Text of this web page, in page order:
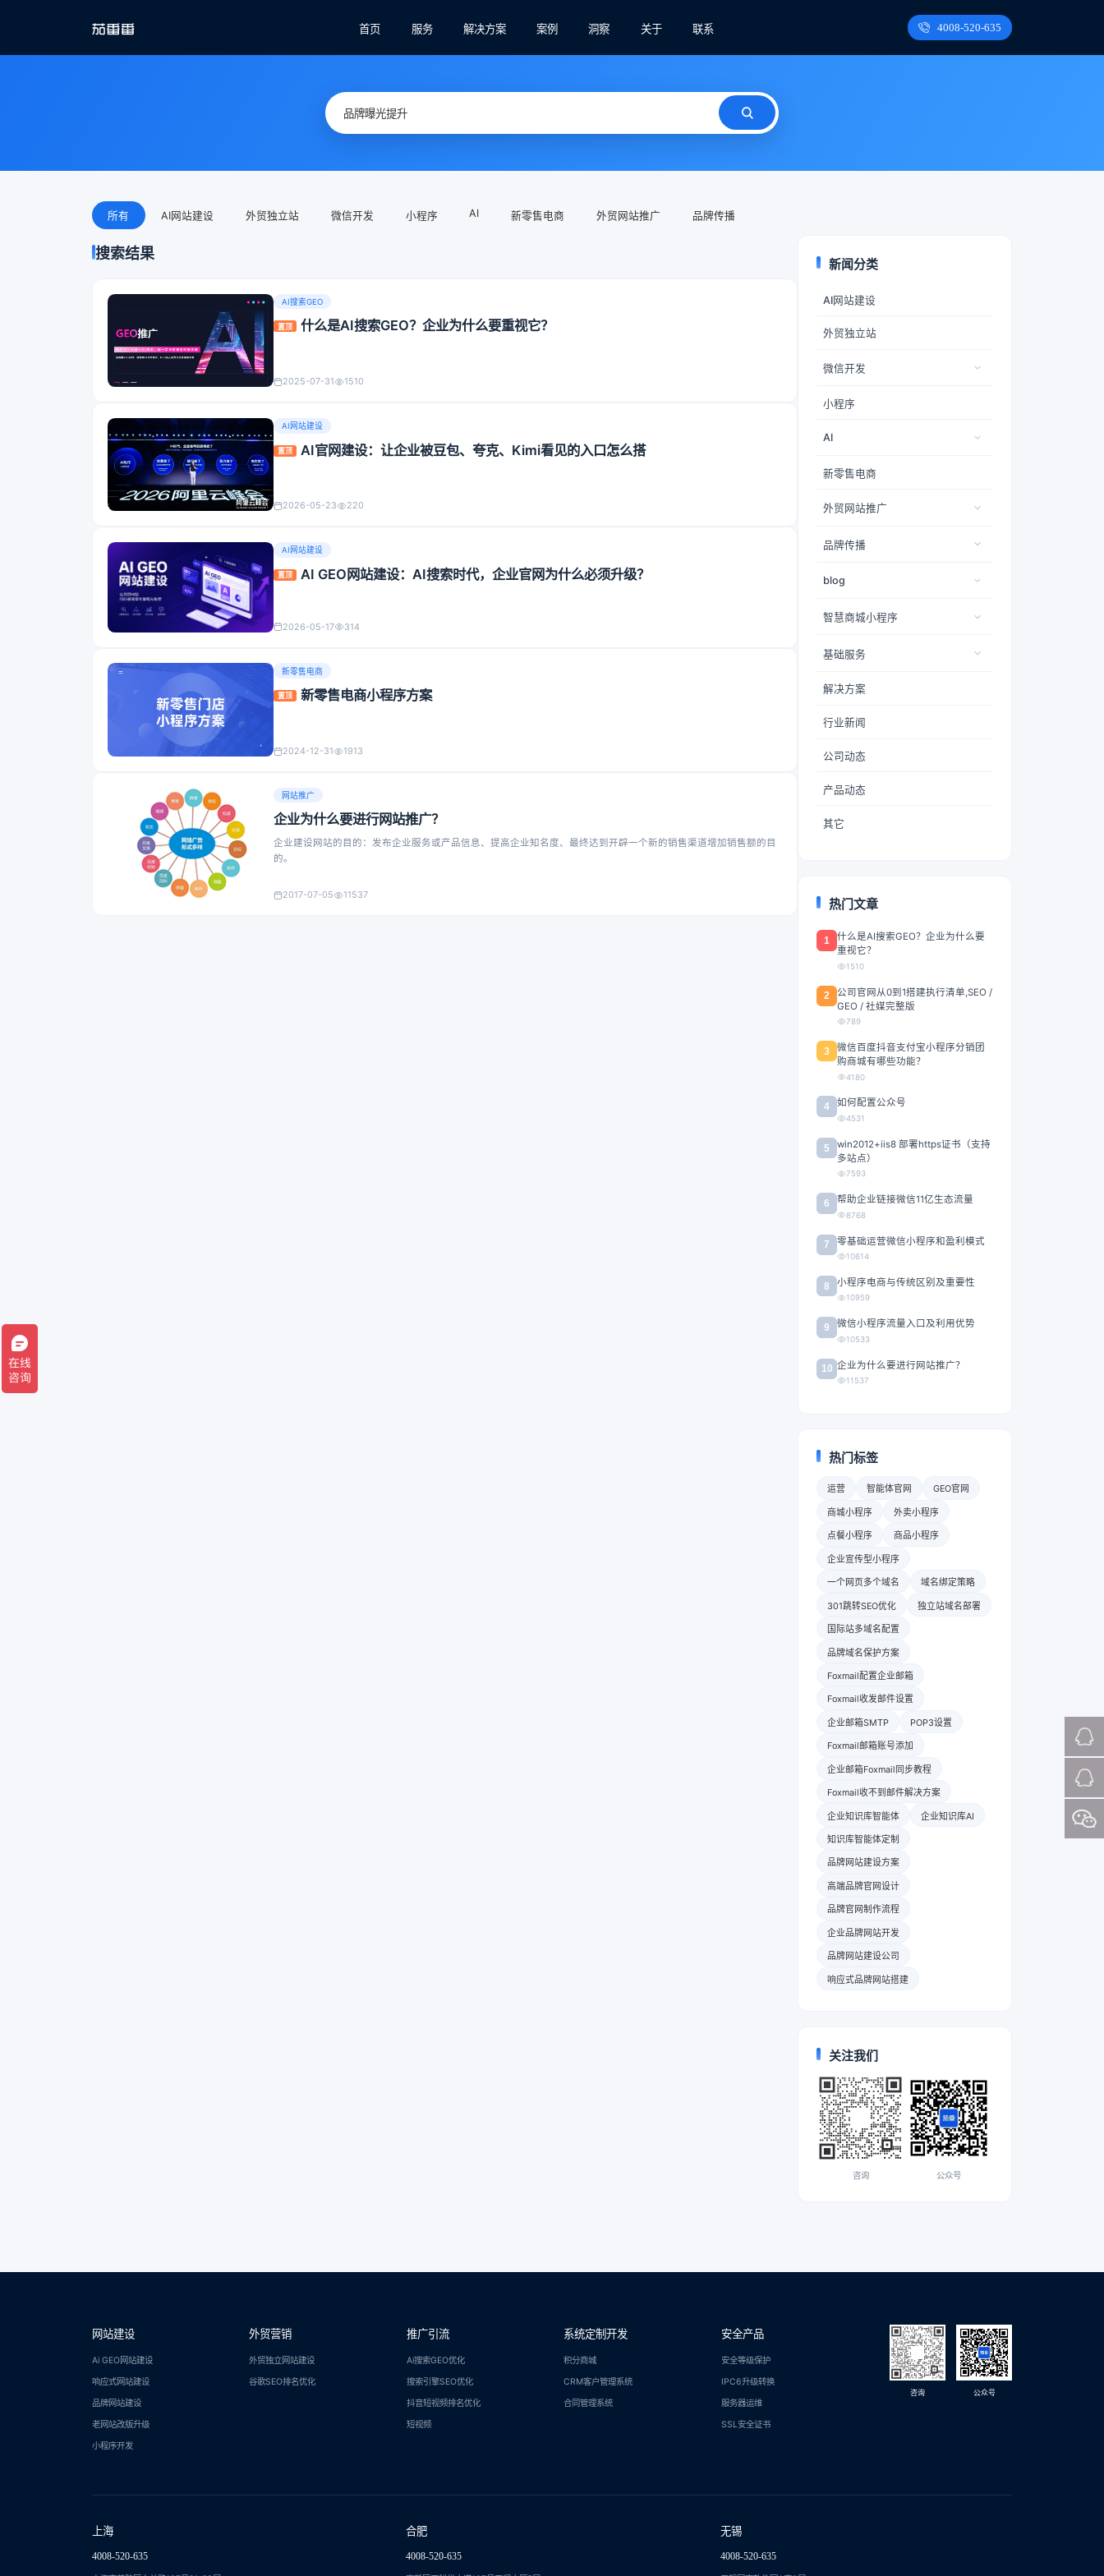
首页 服务 解决方案 案例 洞察 关于 联系 4008-520-635
所有 AI网站建设 外贸独立站 微信开发 小程序 AI 新零售电商 外贸网站推广 品牌传播
搜索结果
AI搜索GEO
置顶 什么是AI搜索GEO？企业为什么要重视它？
2025-07-31 1510
AI网站建设
置顶 AI官网建设：让企业被豆包、夸克、Kimi看见的入口怎么搭
2026-05-23 220
AI网站建设
置顶 AI GEO网站建设：AI搜索时代，企业官网为什么必须升级？
2026-05-17 314
新零售电商
置顶 新零售电商小程序方案
2024-12-31 1913
网站推广
企业为什么要进行网站推广？
企业建设网站的目的：发布企业服务或产品信息、提高企业知名度、最终达到开辟一个新的销售渠道增加销售额的目
的。
2017-07-05 11537
新闻分类
AI网站建设
外贸独立站
微信开发
小程序
AI
新零售电商
外贸网站推广
品牌传播
blog
智慧商城小程序
基础服务
解决方案
行业新闻
公司动态
产品动态
其它
热门文章
1
什么是AI搜索GEO？企业为什么要
重视它？
1510
2
公司官网从0到1搭建执行清单,SEO /
GEO / 社媒完整版
789
3
微信百度抖音支付宝小程序分销团
购商城有哪些功能？
4180
4 如何配置公众号
4531
5
win2012+iis8 部署https证书（支持
多站点）
7593
6 帮助企业链接微信11亿生态流量
8768
7 零基础运营微信小程序和盈利模式
10614
8 小程序电商与传统区别及重要性
10959
9 微信小程序流量入口及利用优势
10533
10 企业为什么要进行网站推广？
11537
热门标签
运营 智能体官网 GEO官网
商城小程序 外卖小程序
点餐小程序 商品小程序
企业宣传型小程序
一个网页多个域名 域名绑定策略
301跳转SEO优化 独立站域名部署
国际站多域名配置
品牌域名保护方案
Foxmail配置企业邮箱
Foxmail收发邮件设置
企业邮箱SMTP POP3设置
Foxmail邮箱账号添加
企业邮箱Foxmail同步教程
Foxmail收不到邮件解决方案
企业知识库智能体 企业知识库AI
知识库智能体定制
品牌网站建设方案
高端品牌官网设计
品牌官网制作流程
企业品牌网站开发
品牌网站建设公司
响应式品牌网站搭建
关注我们
咨询 公众号
网站建设
Ai GEO网站建设
响应式网站建设
品牌网站建设
老网站改版升级
小程序开发
外贸营销
外贸独立网站建设
谷歌SEO排名优化
推广引流
Ai搜索GEO优化
搜索引擎SEO优化
抖音短视频排名优化
短视频
系统定制开发
积分商城
CRM客户管理系统
合同管理系统
安全产品
安全等级保护
IPC6升级转换
服务器运维
SSL安全证书
咨询 公众号
上海
4008-520-635
合肥
4008-520-635
无锡
4008-520-635